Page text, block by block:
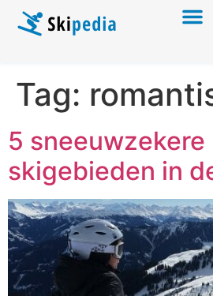
Tag:
5 sneeuwzekere
skigebieden in